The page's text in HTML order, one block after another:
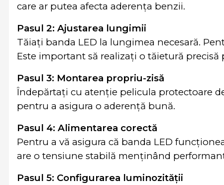
care ar putea afecta aderența benzii.
Pasul 2: Ajustarea lungimii
Tăiați banda LED la lungimea necesară.
Este important să realizați o tăietură
Pasul 3: Montarea propriu-zisă
Îndepărtați cu atenție pelicula protectoare
pentru a asigura o aderență bună.
Pasul 4: Alimentarea corectă
Pentru a vă asigura că banda LED
are o tensiune stabilă menținând
Pasul 5: Configurarea luminozității